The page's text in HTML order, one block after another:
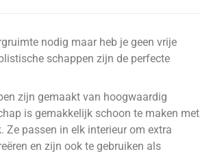
nodig maar heb je geen vrije
schappen zijn de perfecte
zijn gemaakt van hoogwaardig
is gemakkelijk schoon te maken met
Ze passen in elk interieur om extra
en zijn ook te gebruiken als